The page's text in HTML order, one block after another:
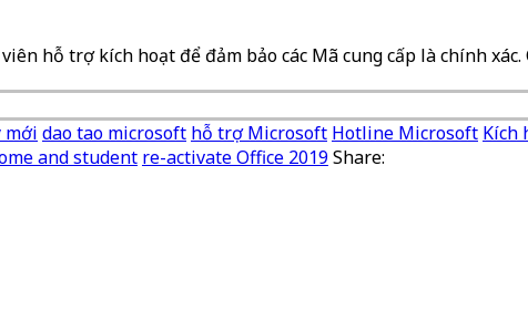
hỗ trợ kích hoạt để đảm bảo các Mã cung cấp là chính xác.
mới dao tao microsoft hỗ trợ Microsoft Hotline Microsoft Kích
and student re-activate Office 2019Share: